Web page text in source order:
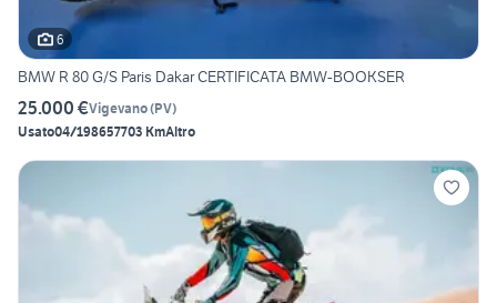
6
BMW R 80 G/S Paris Dakar CERTIFICATA BMW-BOOKSER
25.000 €Vigevano(PV)
Usato04/198657703 KmAltro